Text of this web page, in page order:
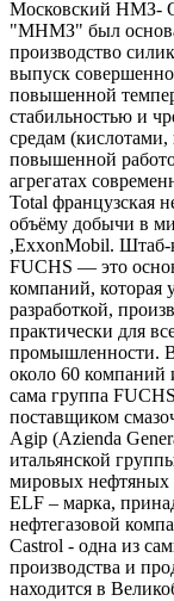
Московский НМЗ-
"МНМЗ" был
производство
выпуск
повышенной
стабильностью и
средам
повышенной
агрегатах
Total французская
объёму добычи в
,ExxonMobil. Штаб-
FUCHS — это
компаний, которая
разработкой,
практически для
промышленности. В
около 60 компаний
сама группа
поставщиком
Agip (Azienda
итальянской
мировых нефтяных
ELF – марка,
нефтегазовой
Castrol - одна из
производства и
находится в